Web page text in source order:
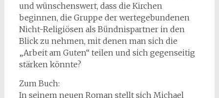
und wünschenswert, dass die Kirchen
beginnen, die Gruppe der wertegebundenen
Nicht-Religiösen als Bündnispartner in den
Blick zu nehmen, mit denen man sich die
„Arbeit am Guten“ teilen und sich gegenseitig
stärken könnte?
Zum Buch:
In seinem neuen Roman stellt sich Michael